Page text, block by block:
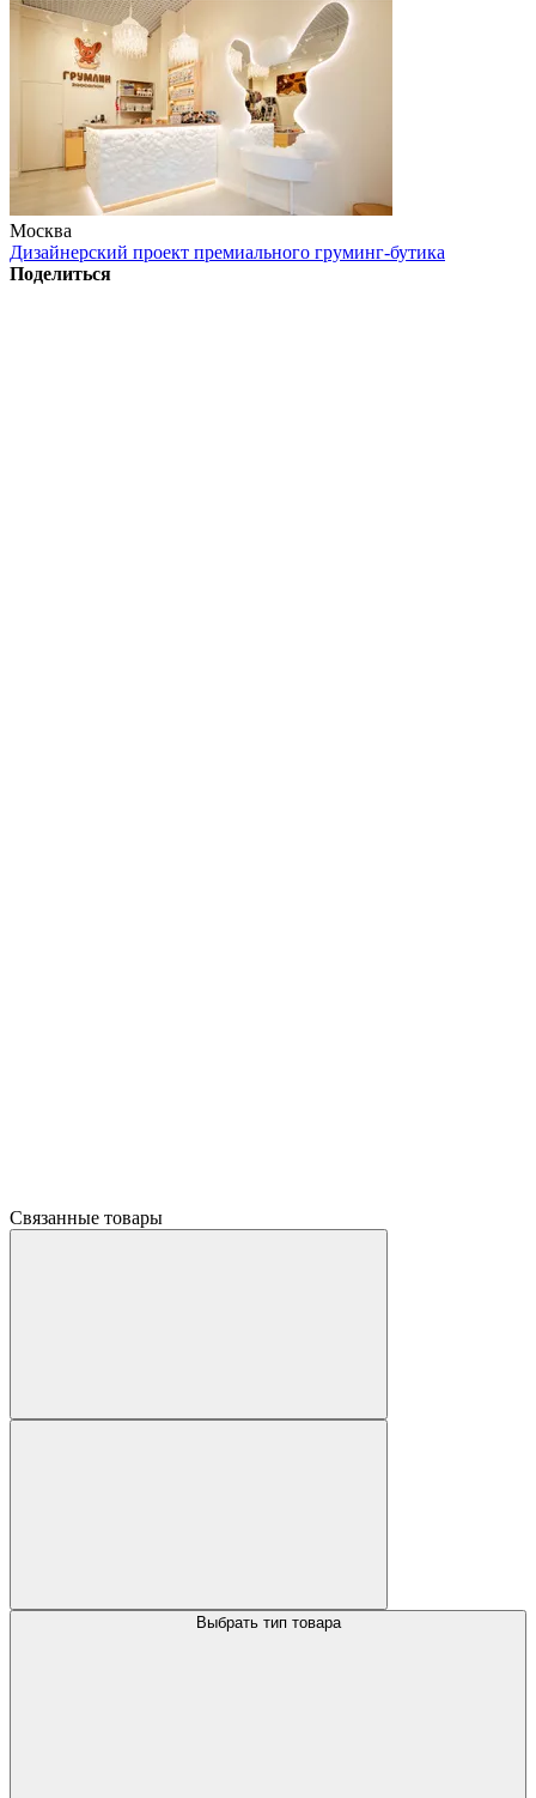
Москва
Дизайнерский проект премиального груминг-бутика
Поделиться
Связанные товары
Выбрать тип товара